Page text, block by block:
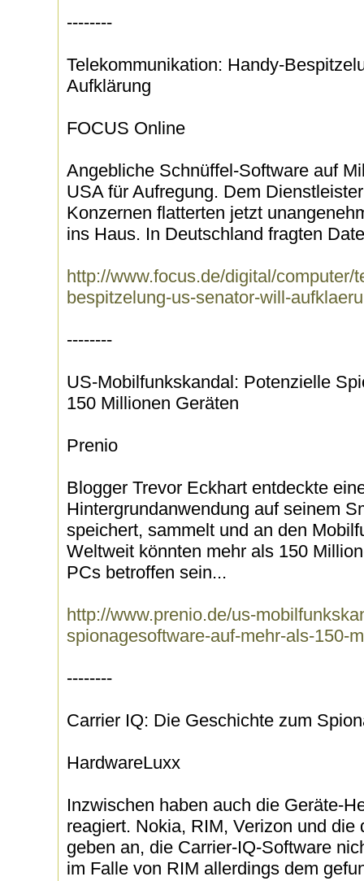
--------
Telekommunikation: Handy-
Aufklärung
FOCUS Online
Angebliche Schnüffel-Software auf
USA für Aufregung. Dem
Konzernen flatterten jetzt
ins Haus. In Deutschland fragten
http://www.focus.de/digital/computer/
bespitzelung-us-senator-will-
--------
US-Mobilfunkskandal: Potenzielle
150 Millionen Geräten
Prenio
Blogger Trevor Eckhart entdeckte
Hintergrundanwendung auf seinem
speichert, sammelt und an den
Weltweit könnten mehr als 150
PCs betroffen sein...
http://www.prenio.de/us-
spionagesoftware-auf-mehr-als-150-
--------
Carrier IQ: Die Geschichte zum
HardwareLuxx
Inzwischen haben auch die Geräte-
reagiert. Nokia, RIM, Verizon und
geben an, die Carrier-IQ-Software
im Falle von RIM allerdings dem